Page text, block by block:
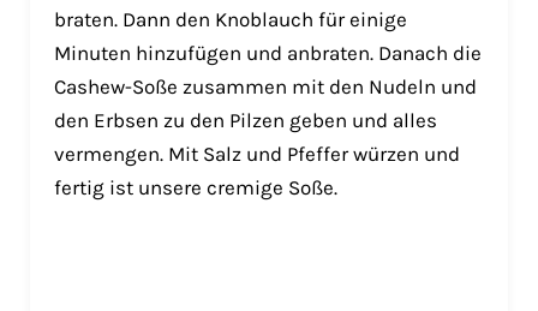
braten. Dann den Knoblauch für einige
Minuten hinzufügen und anbraten. Danach die
Cashew-Soße zusammen mit den Nudeln und
den Erbsen zu den Pilzen geben und alles
vermengen. Mit Salz und Pfeffer würzen und
fertig ist unsere cremige Soße.